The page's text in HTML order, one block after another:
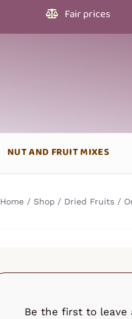
Fair prices
NUT AND FRUIT MIXES
Home Shop Dried Fruits
Be the first to leave